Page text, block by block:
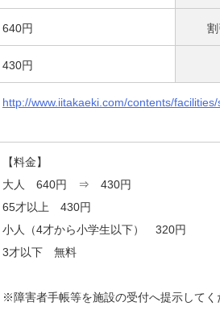
640円
430円
http://www.iitakaeki.com/contents/
【料金】
大人 640円 ⇒ 430円
65才以上 430円
小人（4才から小学生以下） 320円
3才以下 無料
※障害者手帳等を施設の受付へ提示してく